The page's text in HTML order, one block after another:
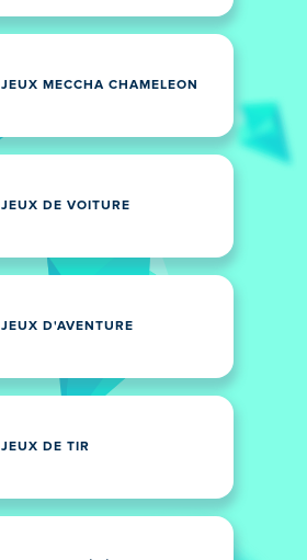
JEUX MECCHA CHAMELEON
JEUX DE VOITURE
JEUX D'AVENTURE
JEUX DE TIR